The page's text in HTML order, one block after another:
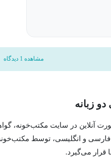
بالا ایجاد کنید.
برای سازمان خود جذب کنید.
مشاهده 1 دیدگاه
زبانه
آنلاین در سایت مکتب‌خونه،
فارسی و انگلیسی، توسط
قرار می‌گیرد.